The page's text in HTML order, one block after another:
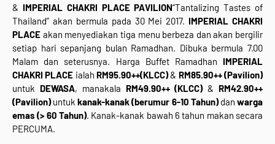
& IMPERIAL CHAKRI PLACE PAVILION“Tantalizing Tastes of
Thailand” akan bermula pada 30 Mei 2017. IMPERIAL CHAKRI
PLACE akan menyediakan tiga menu berbeza dan akan bergilir
setiap hari sepanjang bulan Ramadhan. Dibuka bermula 7.00
Malam dan seterusnya. Harga Buffet Ramadhan IMPERIAL
CHAKRI PLACE ialah RM95.90++(KLCC)& RM85.90++ (Pavilion)
untuk DEWASA, manakala RM49.90++ (KLCC)& RM42.90++
(Pavilion)untukkanak-kanak (berumur 6-10 Tahun)danwarga
emas (> 60 Tahun). Kanak-kanak bawah 6 tahun makan secara
PERCUMA.